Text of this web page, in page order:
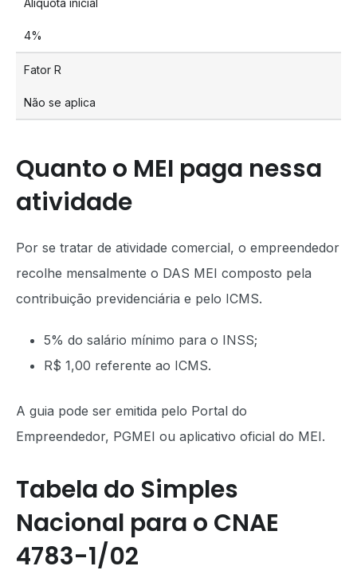
Alíquota inicial
4%
Fator R
Não se aplica
Quanto o MEI paga nessa
atividade
Por se tratar de atividade comercial, o empreendedor
recolhe mensalmente o DAS MEI composto pela
contribuição previdenciária e pelo ICMS.
5% do salário mínimo para o INSS;
R$ 1,00 referente ao ICMS.
A guia pode ser emitida pelo Portal do
Empreendedor, PGMEI ou aplicativo oficial do MEI.
Tabela do Simples
Nacional para o CNAE
4783-1/02